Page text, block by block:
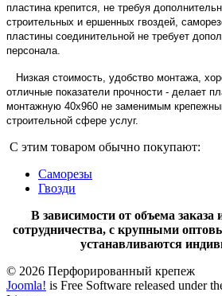
пластина крепится, не требуя
строительных и ершенных гвоздей,
пластины соединительной не требует
персонала.
Низкая стоимость, удобство монтажа,
отличные показатели прочности - делает
монтажную 40х960 не заменимым
строительной сфере услуг.
С этим товаром обычно покупают:
Саморезы
Гвозди
В зависимости от объема заказа
сотрудничества, с крупными
устанавливаются
© 2026 Перфорированный крепеж
Joomla! is Free Software released under